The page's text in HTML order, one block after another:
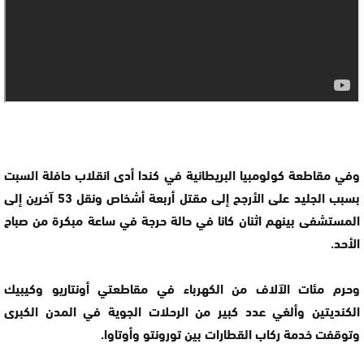
وفي مقاطعة كولومبيا البريطانية في كندا أدى انقلاب حافلة السبت
بسبب الجليد على الأرجح إلى مقتل أربعة أشخاص ونقل 53 آخرين إلى
المستشفى بينهم اثنان كانا في حالة حرجة في ساعة مبكرة من صباح
الأحد.
وحرم مئات الآلاف من الكهرباء في مقاطعتي أونتاريو وكيبيك
الكنديتين وألغي عدد كبير من الرحلات الجوية في المدن الكبرى
وتوقفت خدمة ركاب القطارات بين تورونتو وأوتاوا.